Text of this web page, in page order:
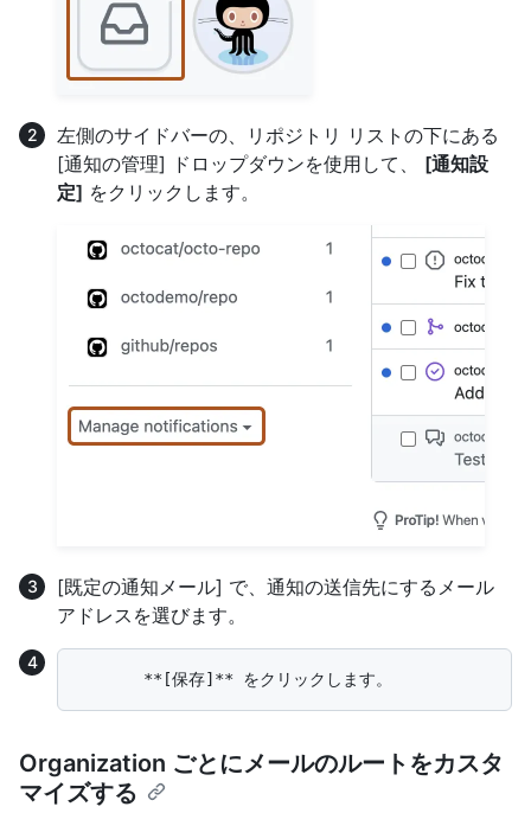
左側のサイドバーの、リポジトリ リストの下にある
[通知の管理] ドロップダウンを使用して、 [通知設
定] をクリックします。
[既定の通知メール] で、通知の送信先にするメール
アドレスを選びます。
Organization ごとにメールのルートをカスタ
マイズする